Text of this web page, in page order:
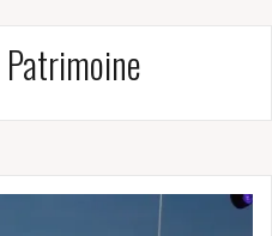
Patrimoine